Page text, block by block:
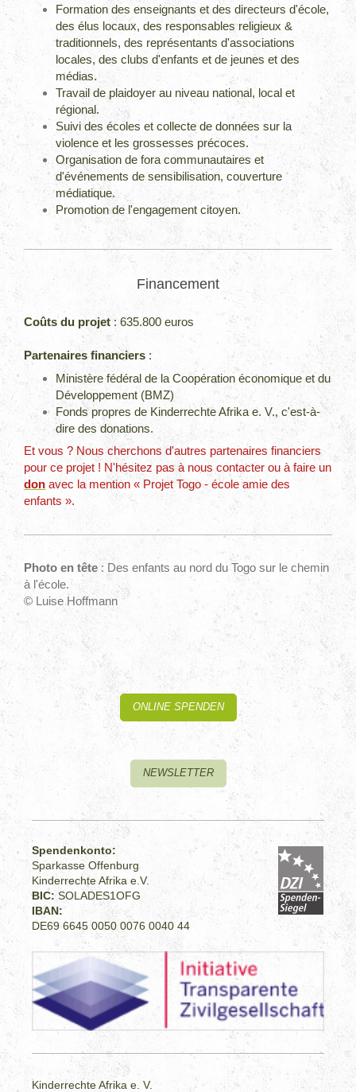
Formation des enseignants et des directeurs d'école,
des élus locaux, des responsables religieux &
traditionnels, des représentants d'associations
locales, des clubs d'enfants et de jeunes et des
médias.
Travail de plaidoyer au niveau national, local et
régional.
Suivi des écoles et collecte de données sur la
violence et les grossesses précoces.
Organisation de fora communautaires et
d'événements de sensibilisation, couverture
médiatique.
Promotion de l'engagement citoyen.
Financement
Coûts du projet : 635.800 euros
Partenaires financiers :
Ministère fédéral de la Coopération économique et du
Développement (BMZ)
Fonds propres de Kinderrechte Afrika e. V., c'est-à-
dire des donations.
Et vous ? Nous cherchons d'autres partenaires financiers
pour ce projet ! N'hésitez pas à nous contacter ou à faire un
don avec la mention « Projet Togo - école amie des
enfants ».
Photo en tête: Des enfants au nord du Togo sur le chemin
à l'école.
© Luise Hoffmann
ONLINE SPENDEN
NEWSLETTER
Spendenkonto:
Sparkasse Offenburg
Kinderrechte Afrika e.V.
BIC:SOLADES1OFG
IBAN:
DE69 6645 0050 0076 0040 44
Kinderrechte Afrika e. V.